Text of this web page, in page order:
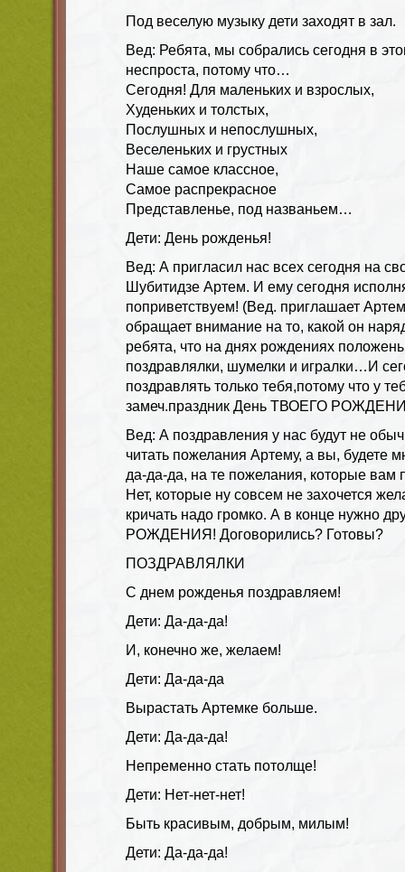
Под веселую музыку дети заходят в зал.
Вед: Ребята, мы собрались сегодня в
неспроста, потому что…
Сегодня! Для маленьких и взрослых,
Худеньких и толстых,
Послушных и непослушных,
Веселеньких и грустных
Наше самое классное,
Самое распрекрасное
Представленье, под названьем…
Дети: День рожденья!
Вед: А пригласил нас всех сегодня на
Шубитидзе Артем. И ему сегодня
поприветствуем! (Вед. приглашает
обращает внимание на то, какой он
ребята, что на днях рождениях
поздравлялки, шумелки и игралки…И
поздравлять только тебя,потому что у
замеч.праздник День ТВОЕГО
Вед: А поздравления у нас будут не
читать пожелания Артему, а вы, будете
да-да-да, на те пожелания, которые вам
Нет, которые ну совсем не захочется
кричать надо громко. А в конце нужно
РОЖДЕНИЯ! Договорились? Готовы?
ПОЗДРАВЛЯЛКИ
С днем рожденья поздравляем!
Дети: Да-да-да!
И, конечно же, желаем!
Дети: Да-да-да
Вырастать Артемке больше.
Дети: Да-да-да!
Непременно стать потолще!
Дети: Нет-нет-нет!
Быть красивым, добрым, милым!
Дети: Да-да-да!